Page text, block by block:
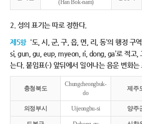
(Han Bok-nam)
2. 성의 표기는 따로 정한다.
제5항 ‘도, 시, 군, 구, 읍, 면, 리, 동’의 행정 구역
si, gun, gu, eup, myeon, ri, dong, ga’로 적고,
는다. 붙임표(-) 앞뒤에서 일어나는 음운 변화는
충청북도
Chungcheongbuk-
do
제주
의정부시 Uijeongbu-si 양주